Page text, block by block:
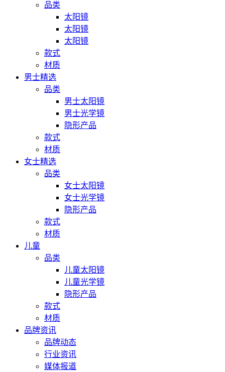
品类
太阳镜
太阳镜
太阳镜
款式
材质
男士精选
品类
男士太阳镜
男士光学镜
隐形产品
款式
材质
女士精选
品类
女士太阳镜
女士光学镜
隐形产品
款式
材质
儿童
品类
儿童太阳镜
儿童光学镜
隐形产品
款式
材质
品牌资讯
品牌动态
行业资讯
媒体报道